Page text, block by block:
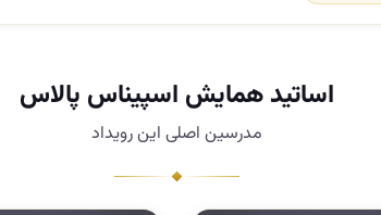
اساتید همایش اسپیناس پالاس
مدرسین اصلی این رویداد